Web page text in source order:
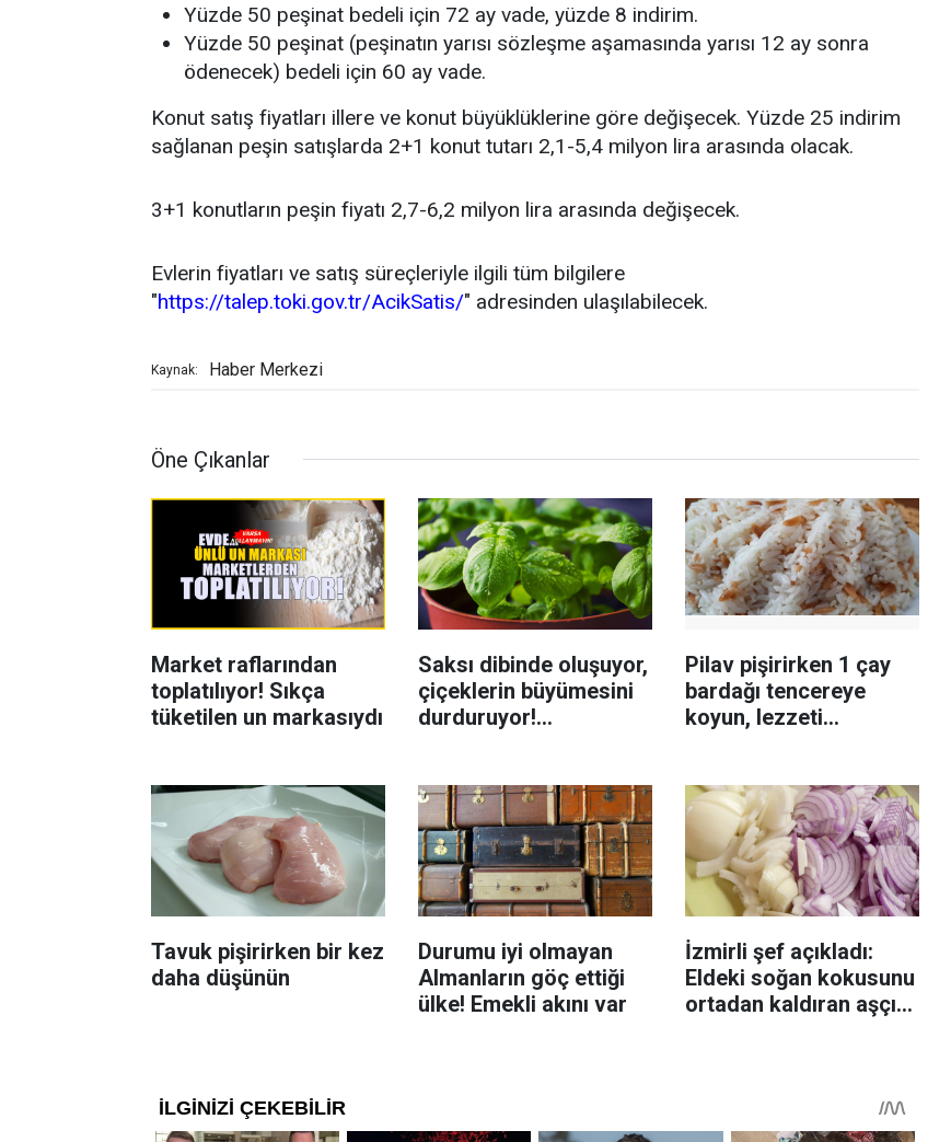
Yüzde 50 peşinat bedeli için 72 ay vade, yüzde 8 indirim.
Yüzde 50 peşinat (peşinatın yarısı sözleşme aşamasında yarısı 12 ay sonra
ödenecek) bedeli için 60 ay vade.
Konut satış fiyatları illere ve konut büyüklüklerine göre değişecek. Yüzde 25 indirim
sağlanan peşin satışlarda 2+1 konut tutarı 2,1-5,4 milyon lira arasında olacak.
3+1 konutların peşin fiyatı 2,7-6,2 milyon lira arasında değişecek.
Evlerin fiyatları ve satış süreçleriyle ilgili tüm bilgilere
"https://talep.toki.gov.tr/AcikSatis/" adresinden ulaşılabilecek.
Kaynak: Haber Merkezi
Öne Çıkanlar
Market raflarından
toplatılıyor! Sıkça
tüketilen un markasıydı
Saksı dibinde oluşuyor,
çiçeklerin büyümesini
durduruyor!
Pilav pişirirken 1 çay
bardağı tencereye
koyun, lezzeti
Tavuk pişirirken bir kez
daha düşünün
Durumu iyi olmayan
Almanların göç ettiği
ülke! Emekli akını var
İzmirli şef açıkladı:
Eldeki soğan kokusunu
ortadan kaldıran aşçı